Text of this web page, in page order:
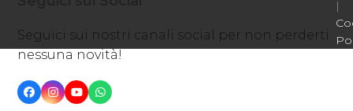
Seguici sui nostri canali social per non perderti
nessuna novità!
Facebook
Instagram
YouTubeWhatsapp
|